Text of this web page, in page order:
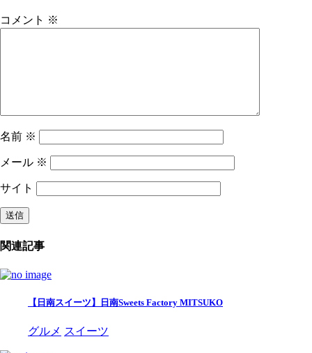
コメント ※
名前 ※
メール ※
サイト
関連記事
【日南スイーツ】日南Sweets Factory MITSUKO
グルメ スイーツ